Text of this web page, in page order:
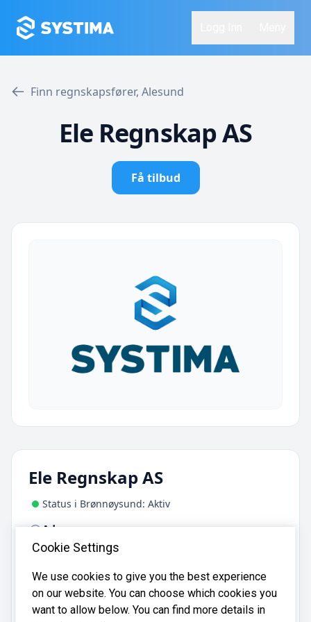
Finn regnskapsfører, Alesund
Ele Regnskap AS
Få tilbud
Ele Regnskap AS
Status i Brønnøysund: Aktiv
Adresse:
Hatlen 8, 6016 Ålesund
Ele Regnskap AS er registrert i
Brønnøysundregistrenemed organisasjonsnummer
930762083.
Cookie Settings
We use cookies to give you the best experience
on our website. You can choose which cookies you
want to allow below. You can find more details in